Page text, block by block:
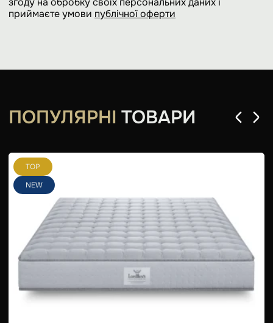
приймаєте умови публічної оферти
ПОПУЛЯРНІ ТОВАРИ
TOP
NEW